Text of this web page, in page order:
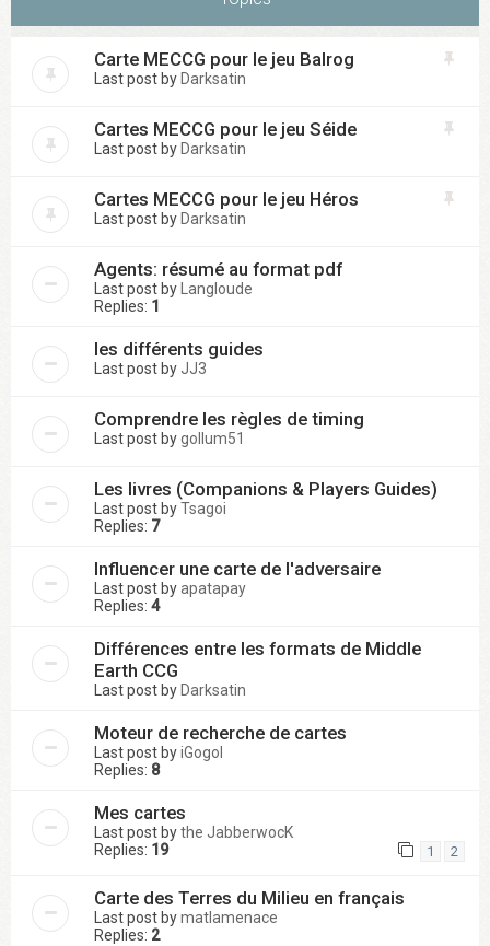
Carte MECCG pour le jeu Balrog
Last post by Darksatin
Cartes MECCG pour le jeu Séide
Last post by Darksatin
Cartes MECCG pour le jeu Héros
Last post by Darksatin
Agents: résumé au format pdf
Last post by
Langloude
Replies: 1
les différents guides
Last post by JJ3
Comprendre les règles de timing
Last post bygollum51
Les livres (Companions & Players Guides)
Last post byTsagoi
Replies: 7
Influencer une carte de l'adversaire
Last post byapatapay
Replies: 4
Différences entre les formats de Middle
Earth CCG
Last post by Darksatin
Moteur de recherche de cartes
Last post byiGogol
Replies: 8
Mes cartes
Last post bythe JabberwocK
Replies: 19 1 2
Carte des Terres du Milieu en français
Last post bymatlamenace
Replies: 2